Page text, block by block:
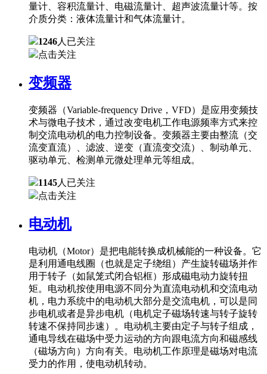
量计、容积流量计、电磁流量计、超声波流量计等。按
介质分类：液体流量计和气体流量计。
1246人已关注
点击关注
变频器
变频器（Variable-frequency Drive，VFD）是应用变频技
术与微电子技术，通过改变电机工作电源频率方式来控
制交流电动机的电力控制设备。变频器主要由整流（交
流变直流）、滤波、逆变（直流变交流）、制动单元、
驱动单元、检测单元微处理单元等组成。
1145人已关注
点击关注
电动机
电动机（Motor）是把电能转换成机械能的一种设备。它
是利用通电线圈（也就是定子绕组）产生旋转磁场并作
用于转子（如鼠笼式闭合铝框）形成磁电动力旋转扭
矩。电动机按使用电源不同分为直流电动机和交流电动
机，电力系统中的电动机大部分是交流电机，可以是同
步电机或者是异步电机（电机定子磁场转速与转子旋转
转速不保持同步速）。电动机主要由定子与转子组成，
通电导线在磁场中受力运动的方向跟电流方向和磁感线
（磁场方向）方向有关。电动机工作原理是磁场对电流
受力的作用，使电动机转动。